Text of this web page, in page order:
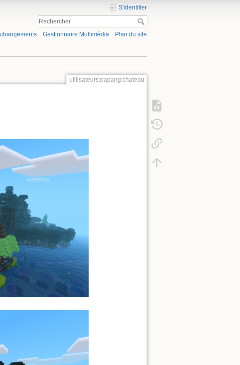
S'identifier
Gestionnaire Multimédia Plan du site
utilisateurs:papang:chateau